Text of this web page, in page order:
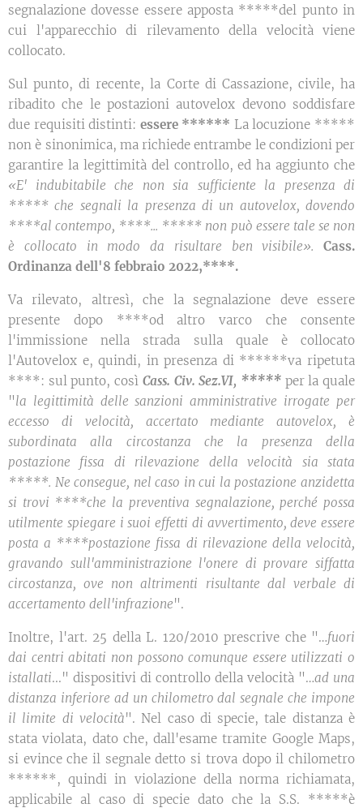
segnalazione dovesse essere apposta *****del punto in
cui l'apparecchio di rilevamento della velocità viene
collocato.
Sul punto, di recente, la Corte di Cassazione, civile, ha
ribadito che le postazioni autovelox devono soddisfare
due requisiti distinti: essere ****** La locuzione *****
non è sinonimica, ma richiede entrambe le condizioni per
garantire la legittimità del controllo, ed ha aggiunto che
«E' indubitabile che non sia sufficiente la presenza di
***** che segnali la presenza di un autovelox, dovendo
****al contempo, ****... ***** non può essere tale se non
è collocato in modo da risultare ben visibile». Cass.
Ordinanza dell'8 febbraio 2022,****.
Va rilevato, altresì, che la segnalazione deve essere
presente dopo ****od altro varco che consente
l'immissione nella strada sulla quale è collocato
l'Autovelox e, quindi, in presenza di ******va ripetuta
****: sul punto, così Cass. Civ. Sez.VI, *****per la quale
"la legittimità delle sanzioni amministrative irrogate per
eccesso di velocità, accertato mediante autovelox, è
subordinata alla circostanza che la presenza della
postazione fissa di rilevazione della velocità sia stata
*****. Ne consegue, nel caso in cui la postazione anzidetta
si trovi ****che la preventiva segnalazione, perché possa
utilmente spiegare i suoi effetti di avvertimento, deve essere
posta a ****postazione fissa di rilevazione della velocità,
gravando sull'amministrazione l'onere di provare siffatta
circostanza, ove non altrimenti risultante dal verbale di
accertamento dell'infrazione".
Inoltre, l'art. 25 della L. 120/2010 prescrive che "…fuori
dai centri abitati non possono comunque essere utilizzati o
istallati..." dispositivi di controllo della velocità "…ad una
distanza inferiore ad un chilometro dal segnale che impone
il limite di velocità". Nel caso di specie, tale distanza è
stata violata, dato che, dall'esame tramite Google Maps,
si evince che il segnale detto si trova dopo il chilometro
******, quindi in violazione della norma richiamata,
applicabile al caso di specie dato che la S.S. *****è